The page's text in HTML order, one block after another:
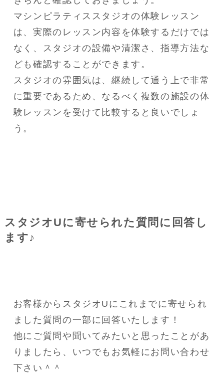
マシンピラティススタジオの体験レッスン
は、実際のレッスン内容を体験するだけでは
なく、スタジオの設備や清潔さ、指導方法な
ども確認することができます。
スタジオの雰囲気は、継続して通う上で非常
に重要であるため、なるべく複数の施設の体
験レッスンを受けて比較すると良いでしょ
う。
スタジオUに寄せられた質問に回答し
ます♪
お客様からスタジオUにこれまでに寄せられ
ました質問の一部に回答いたします！
他にご質問や聞いてみたいと思ったことがあ
りましたら、いつでもお気軽にお問い合わせ
下さい＾＾